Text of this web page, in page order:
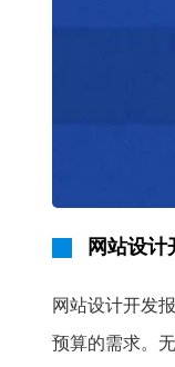
网站设计
网站设计开发
预算的需求。